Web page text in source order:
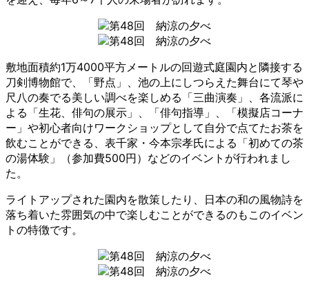
敷地面積約1万4000平方メートルの回遊式庭園内と隣接する
刀剣博物館で、「野点」、池の上にしつらえた舞台にて琴や
尺八の奏でる美しい調べを楽しめる「三曲演奏」、各流派に
よる「生花、俳句の展示」、「俳句指導」、「模擬店コーナ
ー」や初心者向けワークショップとして自分で点てたお茶を
飲むことができる、表千家・今本宗孝氏による「初めての茶
の湯体験」（参加費500円）などのイベントが行われまし
た。
ライトアップされた園内を散策したり、日本の和の風物詩を
落ち着いた雰囲気の中で楽しむことができるのもこのイベン
トの特徴です。